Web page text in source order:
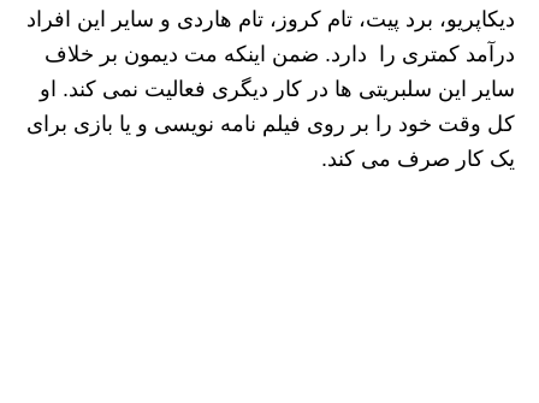
دیکاپریو، برد پیت، تام کروز، تام هاردی و سایر این افراد
درآمد کمتری را دارد. ضمن اینکه مت دیمون بر خلاف
سایر این سلبریتی ها در کار دیگری فعالیت نمی کند. او
کل وقت خود را بر روی فیلم نامه نویسی و یا بازی برای
یک کار صرف می کند.